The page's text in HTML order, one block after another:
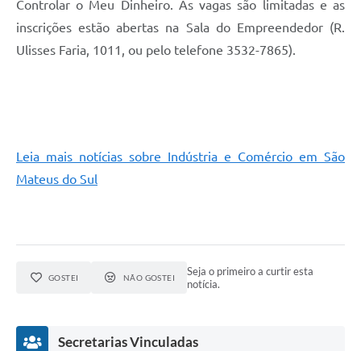
Links
Agenda
Briefing de Ações, Divulgações e Eventos
Solicitação de Remoção: Instituições Escolares
Telefones Úteis
Controlar o Meu Dinheiro. As vagas são limitadas e as
inscrições estão abertas na Sala do Empreendedor (R.
Ulisses Faria, 1011, ou pelo telefone 3532-7865).
Leia mais notícias sobre Indústria e Comércio em São
Mateus do Sul
GOSTEI NÃO GOSTEI
Seja o primeiro a curtir esta
notícia.
Secretarias Vinculadas